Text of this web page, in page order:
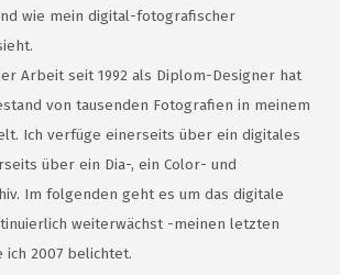
wie mein digital-fotografischer
Arbeit seit 1992 als Diplom-Designer hat
von tausenden Fotografien in meinem
Ich verfüge einerseits über ein digitales
über ein Dia-, ein Color- und
Im folgenden geht es um das digitale
weiterwächst -meinen letzten
ich 2007 belichtet.